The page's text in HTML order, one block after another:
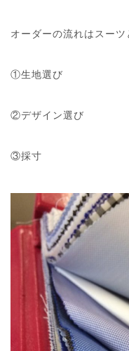
オーダーの流れはスーツ
①生地選び
②デザイン選び
③採寸